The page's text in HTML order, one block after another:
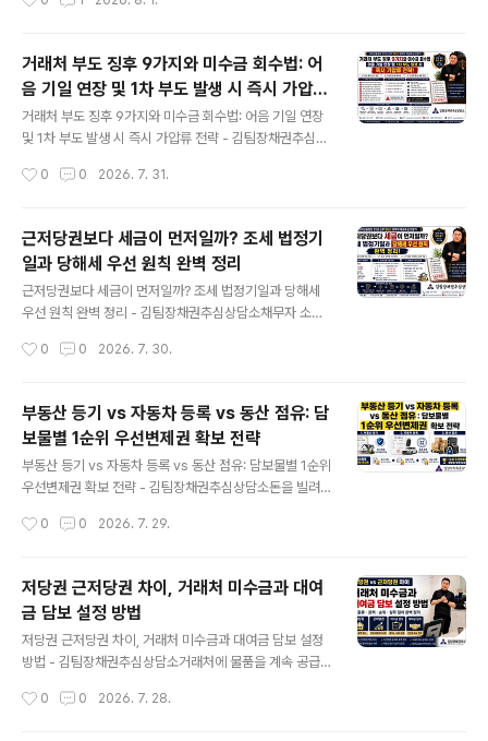
다.I. 무효와 취소는 계약의 출발점부터 다릅니다무효인 계
소..
려 큰소리를 칩니다.“돈이 없으니 마음대로 하세요.”“그 정
는 감정부터 상합니다. 그러나 배짱형 채무자 대처법은 더
큰 목소리로 맞서는 데 있지 않습니다. 채권자료를 갖추고
재산을 보전한 뒤, 집행 가능한 문서를 확보하는 순서로 움
직여야 합니다.제목에서 말하는 제압도 협박이나 망신주기
를 뜻하지 않습니다. 채무자가 법적 책임을 피하지 못하도
아가는 과정입니다.I. 큰소리와 실제 지급능력은 따로 봐야
거래처 부도 징후 9가지와 미수금 회수법: 어
음 기일 연장 및 1차 부도 발생 시 즉시 가압류
전략
거래처 부도 징후 9가지와 미수금 회수법: 어음 기일 연장
및 1차 부도 발생 시 즉시 가압류 전략 - 김팀장채권추심상
거래한 채권자는 쉽게 거절하지 못합니다. 이번 고비만 넘
다. 어음 만기가 조금씩 길어지고 결제 시간이 늦어지다가,
어느 날 다른 회사가 발행한 어음을 내밀고 결국 미수금 전
체가 묶이는 식으로 진행됐습니다.I. 어음 만기 연장은 단순
한 부탁으로 끝나지 않습니다정상적으로 돌아가던 거래처
을 요구한다면 현금 흐름부터 확인해야 합니다.기존 어음
0 0 2026. 7. 31.
근저당권보다 세금이 먼저일까? 조세 법정기
일과 당해세 우선 원칙 완벽 정리
근저당권보다 세금이 먼저일까? 조세 법정기일과 당해세
우선 원칙 완벽 정리 - 김팀장채권추심상담소채무자 소유
납됐다는 사실을 알게 되면 채권자는 불안해집니다.국가가
모든 조세채권이 담보권보다 우선하는 것은 아닙니다.부동
산 경매에서 근저당권과 세금의 순위를 판단할 때는 근저
당권 설정등기일과 조세 법정기일을 비교해야 합니다.다만
경매 부동산 자체에 부과된 당해세는 일반 세금과 다른 기
준이 적용되며, 주택 임차보증금이 함께 존재하면 배당관
기간이 있었습니다과거 국세기본법은 저당권보다 세금이
0 0 2026. 7. 30.
부동산 등기 vs 자동차 등록 vs 동산 점유: 담
보물별 1순위 우선변제권 확보 전략
부동산 등기 vs 자동차 등록 vs 동산 점유: 담보물별 1순위
우선변제권 확보 전략 - 김팀장채권추심상담소돈을 빌려
동차, 기계, 귀금속이나 예금을 담보로 받는 경우가 있습니
계약서까지 작성하면 채권이 안전하게 보호된다고 생각하
기 쉽습니다.그러나 담보의 종류에 맞는 공시방법을 갖추
지 않으면 다른 채권자보다 먼저 변제받을 수 있는 담보권
이 성립하지 않거나, 제3자에게 그 권리를 주장하지 못할
수 있습니다.부동산은 등기, 자동차와 건설기계는 등록, 일
나 임대차보증금 같은 채권에는 제3채무자에 대한 통지 또
0 0 2026. 7. 29.
저당권 근저당권 차이, 거래처 미수금과 대여
금 담보 설정 방법
저당권 근저당권 차이, 거래처 미수금과 대여금 담보 설정
방법 - 김팀장채권추심상담소거래처에 물품을 계속 공급
성하는 경우가 많습니다.상대방이 정상적으로 결제할 때는
0 0 2026. 7. 28.